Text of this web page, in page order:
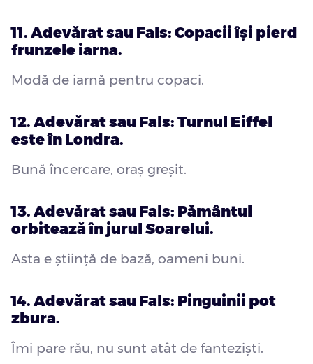
11. Adevărat sau Fals: Copacii își pierd
frunzele iarna.
Modă de iarnă pentru copaci.
12. Adevărat sau Fals: Turnul Eiffel
este în Londra.
Bună încercare, oraș greșit.
13. Adevărat sau Fals: Pământul
orbitează în jurul Soarelui.
Asta e știință de bază, oameni buni.
14. Adevărat sau Fals: Pinguinii pot
zbura.
Îmi pare rău, nu sunt atât de fanteziști.